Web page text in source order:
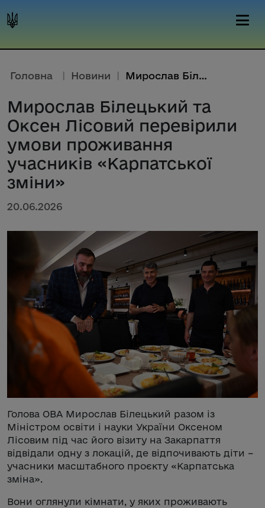
Головна | Новини | Мирослав Білецький та Оксен Лі...
Мирослав Білецький та
Оксен Лісовий перевірили
умови проживання
учасників «Карпатської
зміни»
20.06.2026
Голова ОВА Мирослав Білецький разом із
Міністром освіти і науки України Оксеном
Лісовим під час його візиту на Закарпаття
відвідали одну з локацій, де відпочивають діти –
учасники масштабного проєкту «Карпатська
зміна».
Вони оглянули кімнати, у яких проживають